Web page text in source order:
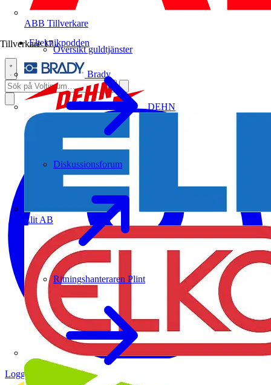
ABB Tillverkare
Tillverkare 17
Brady
DEHN
Elit AB
Översikt guldtjänster
Diskussionsforum
Ritningshanteraren Plint
Elteknikpodden
Logga in Registrera dig